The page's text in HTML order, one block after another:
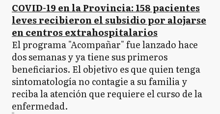
COVID-19 en la Provincia: 158 pacientes
leves recibieron el subsidio por alojarse
en centros extrahospitalarios
El programa "Acompañar" fue lanzado hace
dos semanas y ya tiene sus primeros
beneficiarios. El objetivo es que quien tenga
sintomatología no contagie a su familia y
reciba la atención que requiere el curso de la
enfermedad.